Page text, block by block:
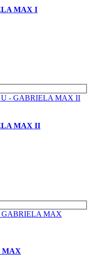
MAX I
MAX II
MAX